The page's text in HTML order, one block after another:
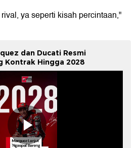
ya seperti kisah percintaan,"
dan Ducati Resmi
Kontrak Hingga 2028